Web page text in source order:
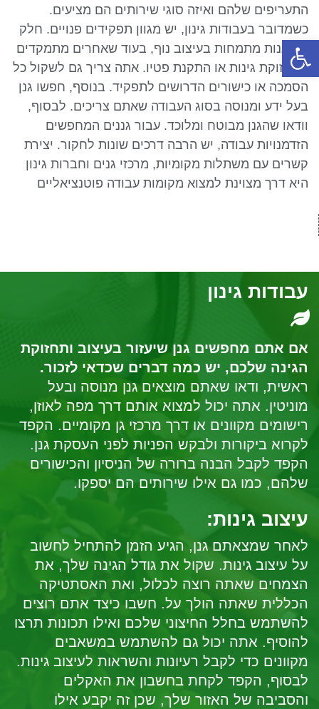
התעריפים שלהם ואיזה סוגי שירותים הם מציעים.
כשמדובר בעבודות גינון, יש מגוון תפקידים פנויים. חלק
מהגננות מתמחות בעיצוב נוף, בעוד שאחרים מתמקדים
בתחזוקת גינות או התקנת פטיו. אתה צריך גם לשקול כל
הסמכה או כישורים הדרושים לתפקיד. בנוסף, חפשו גנן
בעל ידע ומנוסה בסוג העבודה שאתם צריכים. לבסוף,
וודאו שהגנן מבוטח ומלוכד. עבור גננים המחפשים
הזדמנויות עבודה, יש הרבה דרכים שונות לחקור. יצירת
קשרים עם משתלות מקומיות, מרכזי גנים וחברות גינון
היא דרך מצוינת למצוא מקומות עבודה פוטנציאליים
עבודות גינון
אם אתם מחפשים גנן שיעזור בעיצוב ותחזוקת
הגינה שלכם, יש כמה דברים שכדאי לזכור.
ראשית, ודאו שאתם מוצאים גנן מנוסה ובעל
מוניטין. אתה יכול למצוא אותם דרך מפה לאוזן,
רישומים מקוונים או דרך מרכזי גן מקומיים. הקפד
לקרוא ביקורות ולבקש הפניות לפני העסקת גנן.
הקפד לקבל הבנה ברורה של הניסיון והכישורים
שלהם, כמו גם אילו שירותים הם יספקו.
עיצוב גינות:
לאחר שמצאתם גנן, הגיע הזמן להתחיל לחשוב
על עיצוב גינות. שקול את גודל הגינה שלך, את
הצמחים שאתה רוצה לכלול, ואת האסתטיקה
הכללית שאתה הולך על. חשבו כיצד אתם רוצים
להשתמש בחלל החיצוני שלכם ואילו תכונות תרצו
להוסיף. אתה יכול גם להשתמש במשאבים
מקוונים כדי לקבל רעיונות והשראות לעיצוב גינות.
לבסוף, הקפד לקחת בחשבון את האקלים
והסביבה של האזור שלך, שכן זה יקבע אילו
פתח סרגל נגישות